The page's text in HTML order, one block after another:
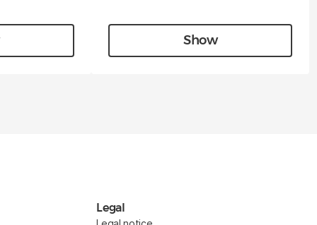
Show
Legal